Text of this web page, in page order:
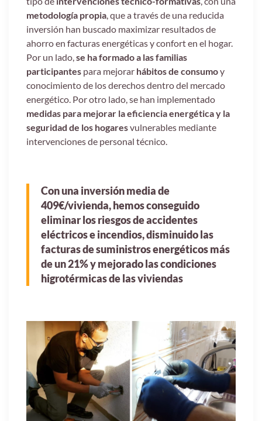
metodología propia , que a través de una reducida
inversión han buscado maximizar resultados de
ahorro en facturas energéticas y confort en el hogar.
Por un lado, se ha formado a las familias
participantes para mejorar hábitos de consumoy
conocimiento de los derechos dentro del mercado
energético. Por otro lado, se han implementado
medidas para mejorar la eficiencia energética y la
seguridad de los hogaresvulnerables mediante
intervenciones de personal técnico.
Con una inversión media de
409€/vivienda, hemos conseguido
eliminar los riesgos de accidentes
eléctricos e incendios, disminuido las
facturas de suministros energéticos más
de un 21% y mejorado las condiciones
higrotérmicas de las viviendas